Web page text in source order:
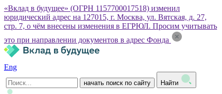
«Вклад в будущее» (ОГРН 1157700017518) изменил
юридический адрес на 127015, г. Москва, ул. Вятская, д. 27,
стр. 7, о чём внесены изменения в ЕГРЮЛ. Просим учитывать
это при направлении документов в адрес Фонда
Eng
начать поиск по сайту Найти